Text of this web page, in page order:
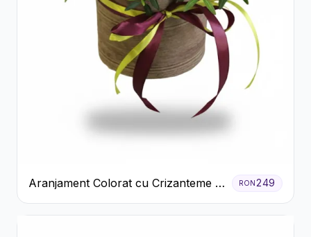
Aranjament Colorat cu Crizanteme în
Cutie Rustică
RON249